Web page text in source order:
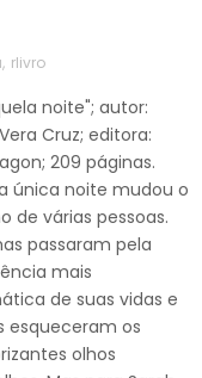
, rlivro
noite"; autor:
Cruz; editora:
209 páginas.
única noite mudou o
de várias pessoas.
passaram pela
mais
de suas vidas e
esqueceram os
olhos